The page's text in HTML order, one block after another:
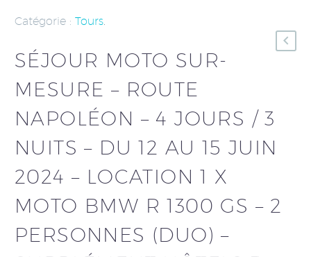
Catégorie : Tours.
SÉJOUR MOTO SUR-
MESURE – ROUTE
NAPOLÉON – 4 JOURS / 3
NUITS – DU 12 AU 15 JUIN
2024 – LOCATION 1 X
MOTO BMW R 1300 GS – 2
PERSONNES (DUO) –